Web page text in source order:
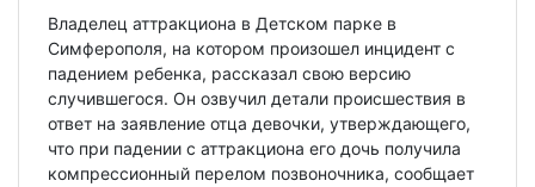
Владелец аттракциона в Детском парке в
Симферополя, на котором произошел инцидент с
падением ребенка, рассказал свою версию
случившегося. Он озвучил детали происшествия в
ответ на заявление отца девочки, утверждающего,
что при падении с аттракциона его дочь получила
компрессионный перелом позвоночника, сообщает